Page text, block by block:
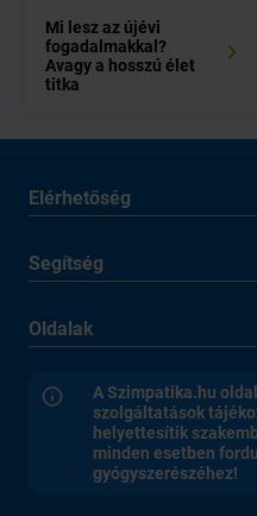
Mi lesz az újévi
fogadalmakkal?
Avagy a hosszú élet
titka
Elérhetőség
Segítség
Oldalak
A Szimpatika.hu
szolgáltatások
helyettesítik
minden esetben
gyógyszerészéhez!